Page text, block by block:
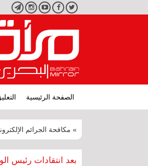
تويتر فيسبوكيوتيوبانستجرام
الصفحة الرئيسية
» مكافحة الجرائم
بعد انتقادات رئيس